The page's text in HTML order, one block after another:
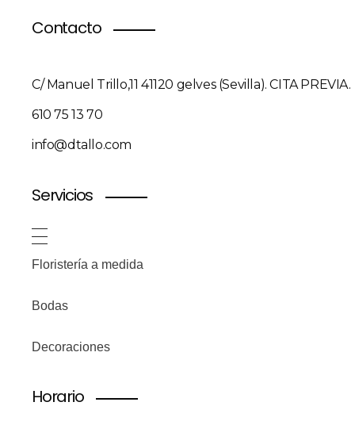
Contacto
C/ Manuel Trillo,11 41120 gelves (Sevilla). CITA PREVIA.
610 75 13 70
info@dtallo.com
Servicios
Floristería a medida
Bodas
Decoraciones
Horario